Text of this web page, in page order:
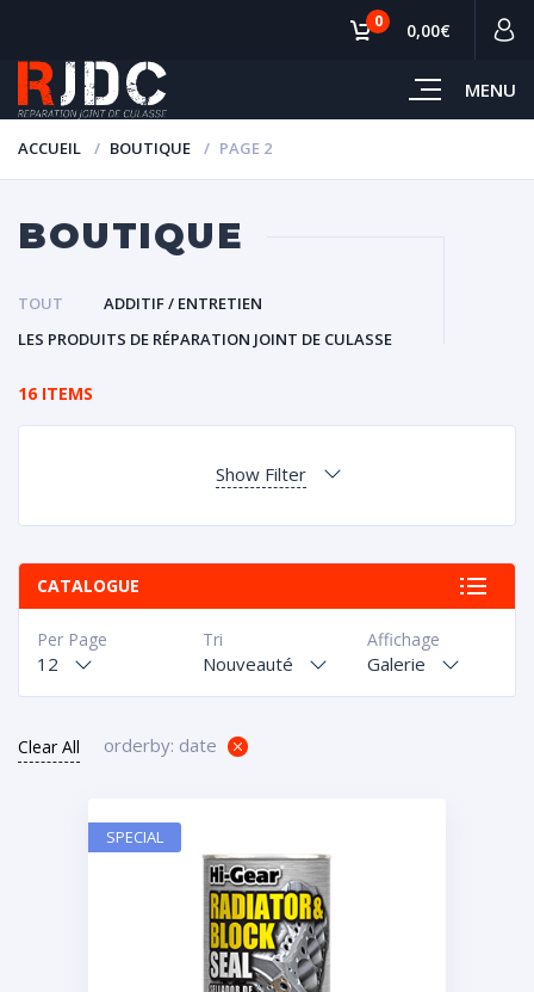
MENU
0 0,00€
ACCUEIL BOUTIQUE PAGE 2
BOUTIQUE
TOUT
ADDITIF / ENTRETIEN
LES PRODUITS DE RÉPARATION JOINT DE CULASSE
16 ITEMS
Show Filter
CATALOGUE
Affichage
Galerie
Tri
Nouveauté
Per Page
12
Clear All orderby: date
SPECIAL